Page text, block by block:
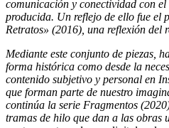
comunicación y conectividad con
producida. Un reflejo de ello fue el
Retratos» (2016), una reflexión del
Mediante este conjunto de piezas,
forma histórica como desde la
contenido subjetivo y personal en
que forman parte de nuestro
continúa la serie Fragmentos
tramas de hilo que dan a las obras